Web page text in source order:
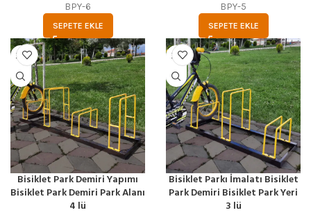
BPY-6
SEPETE EKLE
BPY-5
SEPETE EKLE
Bisiklet Park Demiri Yapımı
Bisiklet Park Demiri Park Alanı
4 lü
Bisiklet Parkı İmalatı Bisiklet
Park Demiri Bisiklet Park Yeri
3 lü